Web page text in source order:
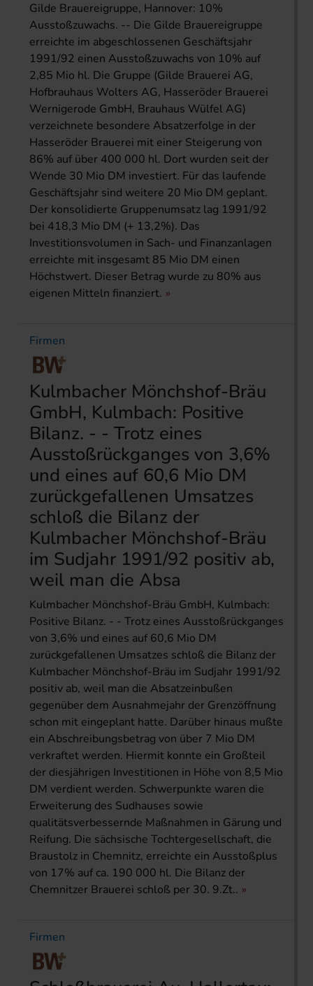
Gilde Brauereigruppe, Hannover: 10%
Ausstoßzuwachs. -- Die Gilde Brauereigruppe
erreichte im abgeschlossenen Geschäftsjahr
1991/92 einen Ausstoßzuwachs von 10% auf
2,85 Mio hl. Die Gruppe (Gilde Brauerei AG,
Hofbrauhaus Wolters AG, Hasseröder Brauerei
Wernigerode GmbH, Brauhaus Wülfel AG)
verzeichnete besondere Absatzerfolge in der
Hasseröder Brauerei mit einer Steigerung von
86% auf über 400 000 hl. Dort wurden seit der
Wende 30 Mio DM investiert. Für das laufende
Geschäftsjahr sind weitere 20 Mio DM geplant.
Der konsolidierte Gruppenumsatz lag 1991/92
bei 418,3 Mio DM (+ 13,2%). Das
Investitionsvolumen in Sach- und Finanzanlagen
erreichte mit insgesamt 85 Mio DM einen
Höchstwert. Dieser Betrag wurde zu 80% aus
eigenen Mitteln finanziert.
Firmen
Kulmbacher Mönchshof-Bräu
GmbH, Kulmbach: Positive
Bilanz. - - Trotz eines
Ausstoßrückganges von 3,6%
und eines auf 60,6 Mio DM
zurückgefallenen Umsatzes
schloß die Bilanz der
Kulmbacher Mönchshof-Bräu
im Sudjahr 1991/92 positiv ab,
weil man die Absa
Kulmbacher Mönchshof-Bräu GmbH, Kulmbach:
Positive Bilanz. - - Trotz eines Ausstoßrückganges
von 3,6% und eines auf 60,6 Mio DM
zurückgefallenen Umsatzes schloß die Bilanz der
Kulmbacher Mönchshof-Bräu im Sudjahr 1991/92
positiv ab, weil man die Absatzeinbußen
gegenüber dem Ausnahmejahr der Grenzöffnung
schon mit eingeplant hatte. Darüber hinaus mußte
ein Abschreibungsbetrag von über 7 Mio DM
verkraftet werden. Hiermit konnte ein Großteil
der diesjährigen Investitionen in Höhe von 8,5 Mio
DM verdient werden. Schwerpunkte waren die
Erweiterung des Sudhauses sowie
qualitätsverbessernde Maßnahmen in Gärung und
Reifung. Die sächsische Tochtergesellschaft, die
Braustolz in Chemnitz, erreichte ein Ausstoßplus
von 17% auf ca. 190 000 hl. Die Bilanz der
Chemnitzer Brauerei schloß per 30. 9.Zt..
Firmen